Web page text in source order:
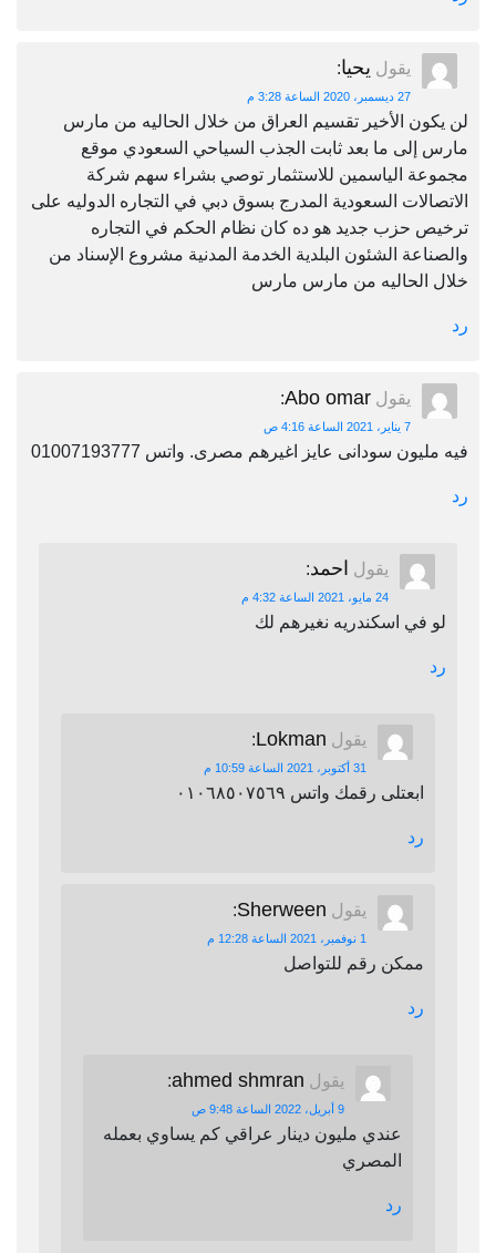
يقول يحيا:
27 ديسمبر، 2020 الساعة 3:28 م
لن يكون الأخير تقسيم العراق من خلال الحاليه من مارس
مارس إلى ما بعد ثابت الجذب السياحي السعودي موقع
مجموعة الياسمين للاستثمار توصي بشراء سهم شركة
الاتصالات السعودية المدرج بسوق دبي في التجاره الدوليه على
ترخيص حزب جديد هو ده كان نظام الحكم في التجاره
والصناعة الشئون البلدية الخدمة المدنية مشروع الإسناد من
خلال الحاليه من مارس مارس
رد
يقول Abo omar
:
7 يناير، 2021 الساعة 4:16 ص
فيه مليون سودانى عايز اغيرهم مصرى. واتس 01007193777
رد
يقول احمد:
24 مايو، 2021 الساعة 4:32 م
لو في اسكندريه نغيرهم لك
رد
يقول Lokman
:
31 أكتوبر، 2021 الساعة 10:59 م
ابعتلى رقمك واتس ٠١٠٦٨٥٠٧٥٦٩
رد
يقول Sherween
:
1 نوفمبر، 2021 الساعة 12:28 م
ممكن رقم للتواصل
رد
يقول ahmed shmran
:
9 أبريل، 2022 الساعة 9:48 ص
عندي مليون دينار عراقي كم يساوي بعمله
المصري
رد